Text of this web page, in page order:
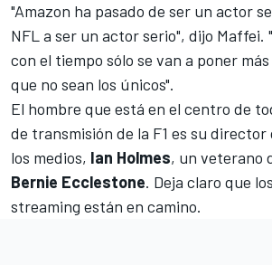
"Amazon ha pasado de ser un actor
NFL a ser un actor serio", dijo Maffei.
con el tiempo sólo se van a poner
que no sean los únicos".
El hombre que está en el centro de
de transmisión de la F1 es su
los medios, Ian Holmes, un veterano
Bernie Ecclestone. Deja claro que
streaming están en camino.